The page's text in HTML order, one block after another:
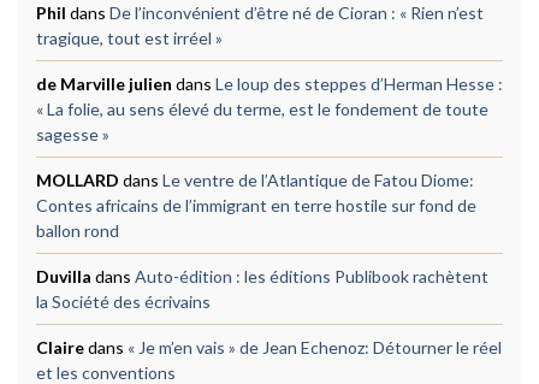
Phil dans De l’inconvénient d’être né de Cioran : « Rien n’est
tragique, tout est irréel »
de Marville julien dans Le loup des steppes d’Herman Hesse :
« La folie, au sens élevé du terme, est le fondement de toute
sagesse »
MOLLARD dans Le ventre de l’Atlantique de Fatou Diome:
Contes africains de l’immigrant en terre hostile sur fond de
ballon rond
Duvilla dans Auto-édition : les éditions Publibook rachètent
la Société des écrivains
Clairedans « Je m’en vais » de Jean Echenoz: Détourner le réel
et les conventions